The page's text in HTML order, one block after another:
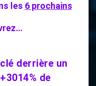
les 6 prochains
derrière un
de